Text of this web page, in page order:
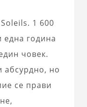
1 600
една година
човек.
абсурдно, но
се прави